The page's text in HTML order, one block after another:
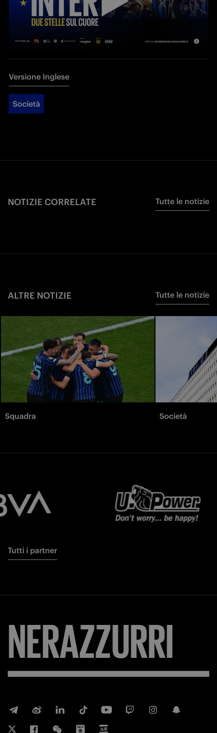
Versione Inglese
Società
NOTIZIE CORRELATE Tutte le notizie
ALTRE NOTIZIE Tutte le notizie
Squadra Società
Tutti i partner
NERAZZURRI